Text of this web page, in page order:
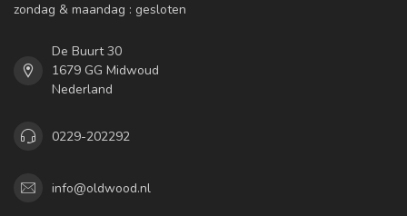
zondag & maandag : gesloten
De Buurt 30
1679 GG Midwoud
Nederland
0229-202292
info@oldwood.nl